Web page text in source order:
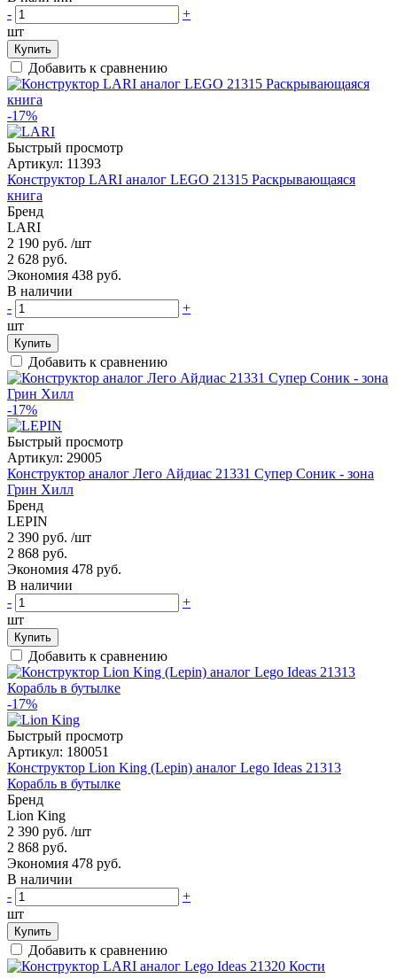
-
+
шт
Купить
Добавить к сравнению
-17%
Быстрый просмотр
Артикул: 11393
Конструктор LARI аналог LEGO 21315 Раскрывающаяся
книга
Бренд
LARI
2 190 руб. /шт
2 628 руб.
Экономия 438 руб.
В наличии
-
+
шт
Купить
Добавить к сравнению
-17%
Быстрый просмотр
Артикул: 29005
Конструктор аналог Лего Айдиас 21331 Супер Соник - зона
Грин Хилл
Бренд
LEPIN
2 390 руб. /шт
2 868 руб.
Экономия 478 руб.
В наличии
-
+
шт
Купить
Добавить к сравнению
-17%
Быстрый просмотр
Артикул: 180051
Конструктор Lion King (Lepin) аналог Lego Ideas 21313
Корабль в бутылке
Бренд
Lion King
2 390 руб. /шт
2 868 руб.
Экономия 478 руб.
В наличии
-
+
шт
Купить
Добавить к сравнению